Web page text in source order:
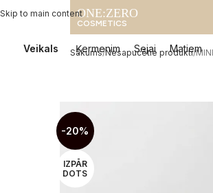
Skip to main contentONE:ZERO
COSMETICS
Veikals Ķermenim Sejai Matiem
Sākums Nesapucētie produkti
-20%
IZPĀR
DOTS